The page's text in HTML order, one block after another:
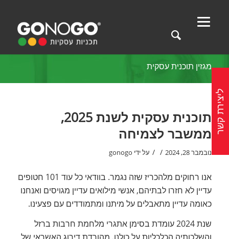
מגזין תוכנית עסקית
תוכנית עסקית לשנת 2025,
ממשבר לצמיחה
נובמבר 28, 2024 /
/ על ידי gonogo
אנו רחוקים מלהכריז שזה נגמר. בוודאי כל עוד 101 חטופים
עדיין לא חזרו לבתיהם, אנשי מילואים עדיין מגויסים ואנחנו
כאומה עדיין מתאבלים על מיתנו ומתמודדים עם פצעינו.
שנת 2024 עומדת בסימן אתגרי מלחמת חרבות ברזל
ליצירת קשר